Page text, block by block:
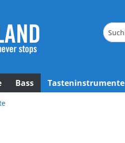
Bass Tasteninstrumente